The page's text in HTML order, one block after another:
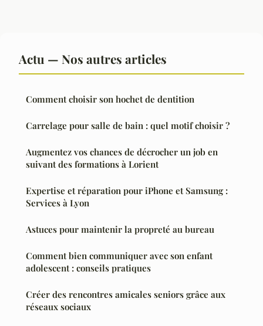
Actu — Nos autres articles
Comment choisir son hochet de dentition
Carrelage pour salle de bain : quel motif choisir ?
Augmentez vos chances de décrocher un job en
suivant des formations à Lorient
Expertise et réparation pour iPhone et Samsung :
Services à Lyon
Astuces pour maintenir la propreté au bureau
Comment bien communiquer avec son enfant
adolescent : conseils pratiques
Créer des rencontres amicales seniors grâce aux
réseaux sociaux